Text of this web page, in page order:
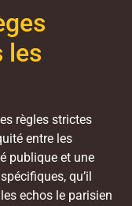
les
règles strictes
entre les
publique et une
qu’il
echos le parisien